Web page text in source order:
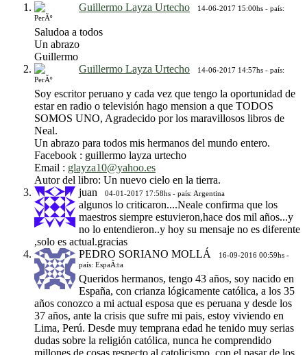
Guillermo Layza Urtecho
14-06-2017 15:00hs - país:
PerÃº
Saludoa a todos
Un abrazo
Guillermo
Guillermo Layza Urtecho
14-06-2017 14:57hs - país:
PerÃº
Soy escritor peruano y cada vez que tengo la oportunidad de
estar en radio o televisión hago mension a que TODOS
SOMOS UNO, Agradecido por los maravillosos libros de
Neal.
Un abrazo para todos mis hermanos del mundo entero.
Facebook : guillermo layza urtecho
Email : glayza10@yahoo.es
Autor del libro: Un nuevo cielo en la tierra.
juan
04-01-2017 17:58hs - país: Argentina
algunos lo criticaron....Neale confirma que los
maestros siempre estuvieron,hace dos mil años...y
no lo entendieron..y hoy su mensaje no es diferente
,solo es actual.gracias
PEDRO SORIANO MOLLÁ
16-09-2016 00:59hs -
país: EspaÃ±a
Queridos hermanos, tengo 43 años, soy nacido en
España, con crianza lógicamente católica, a los 35
años conozco a mi actual esposa que es peruana y desde los
37 años, ante la crisis que sufre mi pais, estoy viviendo en
Lima, Perú. Desde muy temprana edad he tenido muy serias
dudas sobre la religión católica, nunca he comprendido
millones de cosas respecto al catolicismo, con el pasar de los